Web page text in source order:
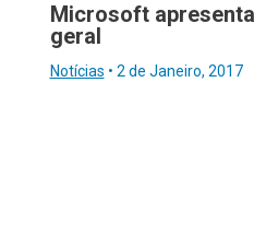
Microsoft
geral
Notícias • 2 de Janeiro, 2017